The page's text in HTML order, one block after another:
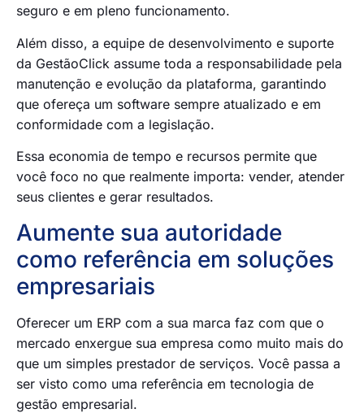
seguro e em pleno funcionamento.
Além disso, a equipe de desenvolvimento e suporte
da GestãoClick assume toda a responsabilidade pela
manutenção e evolução da plataforma, garantindo
que ofereça um software sempre atualizado e em
conformidade com a legislação.
Essa economia de tempo e recursos permite que
você foco no que realmente importa: vender, atender
seus clientes e gerar resultados.
Aumente sua autoridade
como referência em soluções
empresariais
Oferecer um ERP com a sua marca faz com que o
mercado enxergue sua empresa como muito mais do
que um simples prestador de serviços. Você passa a
ser visto como uma referência em tecnologia de
gestão empresarial.